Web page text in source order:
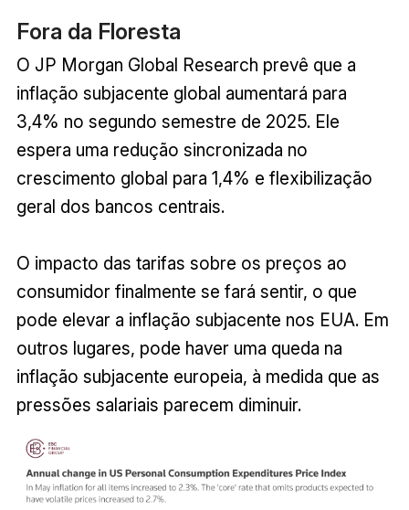
Fora da Floresta
O JP Morgan Global Research prevê que a
inflação subjacente global aumentará para
3,4% no segundo semestre de 2025. Ele
espera uma redução sincronizada no
crescimento global para 1,4% e flexibilização
geral dos bancos centrais.
O impacto das tarifas sobre os preços ao
consumidor finalmente se fará sentir, o que
pode elevar a inflação subjacente nos EUA. Em
outros lugares, pode haver uma queda na
inflação subjacente europeia, à medida que as
pressões salariais parecem diminuir.